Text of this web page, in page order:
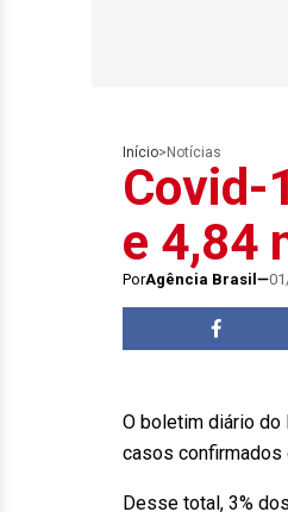
Início> Notícias
Covid-
e 4,84
PorAgência Brasil
O boletim diário do
casos confirmados
Desse total, 3%